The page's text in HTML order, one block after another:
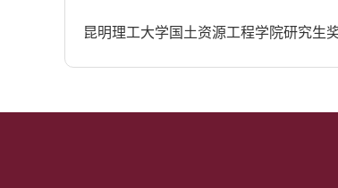
昆明理工大学国土资源工程学院研究生